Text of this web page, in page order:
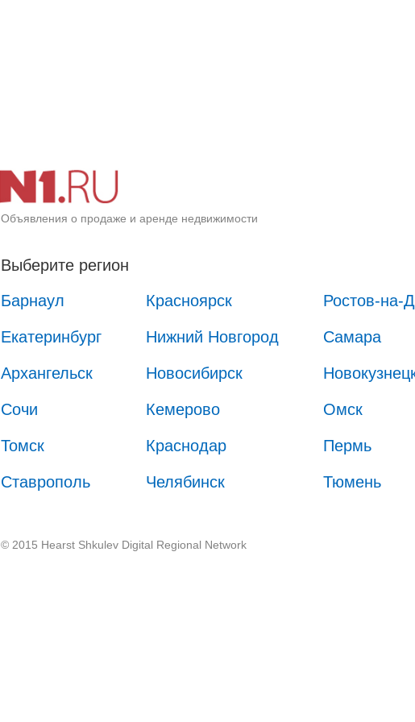
Объявления о продаже и аренде недвижимости
Выберите регион
Барнаул
Красноярск Ростов-на-
Екатеринбург Нижний Новгород Самара
Архангельск Новосибирск
Сочи Кемерово Омск
Томск Краснодар Пермь
Ставрополь Челябинск Тюмень
© 2015 Hearst Shkulev Digital Regional Network